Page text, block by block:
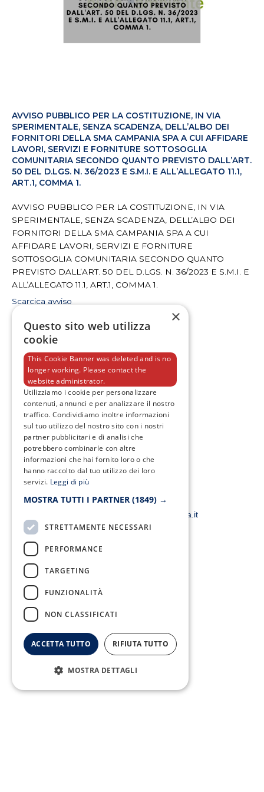
AVVISO PUBBLICO PER LA COSTITUZIONE, IN VIA
SPERIMENTALE, SENZA SCADENZA, DELL’ALBO DEI
FORNITORI DELLA SMA CAMPANIA SPA A CUI AFFIDARE
LAVORI, SERVIZI E FORNITURE SOTTOSOGLIA
COMUNITARIA SECONDO QUANTO PREVISTO DALL’ART.
50 DEL D.LGS. N. 36/2023 E S.M.I. E ALL’ALLEGATO 11.1,
ART.1, COMMA 1.
AVVISO PUBBLICO PER LA COSTITUZIONE, IN VIA
SPERIMENTALE, SENZA SCADENZA, DELL’ALBO DEI
FORNITORI DELLA SMA CAMPANIA SPA A CUI
AFFIDARE LAVORI, SERVIZI E FORNITURE
SOTTOSOGLIA COMUNITARIA SECONDO QUANTO
PREVISTO DALL’ART. 50 DEL D.LGS. N. 36/2023 E S.M.I. E
ALL’ALLEGATO 11.1, ART.1, COMMA 1.
Scarcica avviso
Fax:
0823/21034
Email:
info@smacampania.it
b
T
w
i
t
t
e
r
I
n
s
t
a
g
r
a
m
Y
o
u
t
u
b
e
×
Questo sito web utilizza
cookie
This Cookie Banner was deleted and is no
longer working. Please contact the
website administrator.
Utilizziamo i cookie per personalizzare
contenuti, annunci e per analizzare il nostro
traffico. Condividiamo inoltre informazioni
sul tuo utilizzo del nostro sito con i nostri
partner pubblicitari e di analisi che
potrebbero combinarle con altre
informazioni che hai fornito loro o che
hanno raccolto dal tuo utilizzo dei loro
servizi. Leggi di più
MOSTRA TUTTI I PARTNER (1849) →
STRETTAMENTE NECESSARI
PERFORMANCE
TARGETING
FUNZIONALITÀ
NON CLASSIFICATI
ACCETTA TUTTO RIFIUTA TUTTO
MOSTRA DETTAGLI